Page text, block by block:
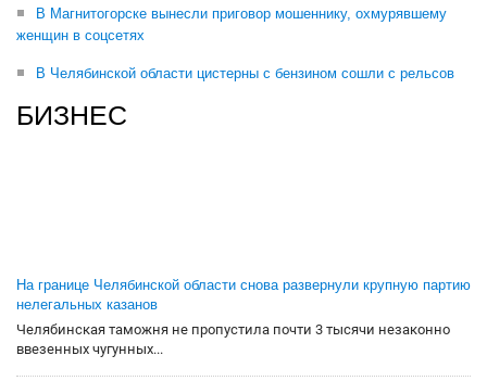
В Магнитогорске вынесли приговор мошеннику, охмурявшему
женщин в соцсетях
В Челябинской области цистерны с бензином сошли с рельсов
БИЗНЕС
На границе Челябинской области снова развернули крупную партию
нелегальных казанов
Челябинская таможня не пропустила почти 3 тысячи незаконно
ввезенных чугунных...